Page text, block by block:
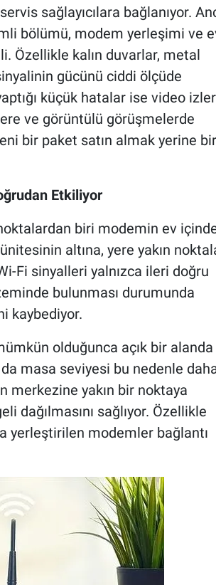
sağlayıcılara bağlanıyor.
bölümü, modem yerleşimi ve
Özellikle kalın duvarlar, metal
gücünü ciddi ölçüde
küçük hatalar ise video
ve görüntülü görüşmelerde
bir paket satın almak yerine
Etkiliyor
biri modemin ev
altına, yere yakın
Fi sinyalleri yalnızca ileri doğru
bulunması durumunda
kaybediyor.
olduğunca açık bir alanda
da masa seviyesi bu nedenle
merkezine yakın bir noktaya
dağılmasını sağlıyor. Özellikle
yerleştirilen modemler bağlantı